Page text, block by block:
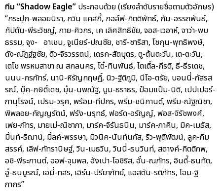
ทีม “Shadow Eagle” ประกอบด้วย (เรียงลำดับรายชื่อตามตัวอักษร)
“กระปุก-พลอยนิรา, กวิน แคสกี้, กอล์ฟ-กิตติพัทธ์, กัน-อรรถพันธ์,
กัปตัน-พีระวิชญ์, กาย-ศิวกร, เค เลิศสิทธิชัย, จอส-เวอาห์, จาว่า-พบ
ธรรม, จุง- อาเชน, จูเนียร์-ปณชัย, ชาริ-ชาริสา, โชกุน-พุทธิพงษ์,
ดัง-ณัฎฐ์ฐชัย, ดิว-จิรวรรตน์, เดรก-สัตบุตร, ตู-ต้นตะวัน, เต-ตะวัน,
เตโช พรหมสาขา ณ สกลนคร, โต๋-ทินพันธ์, ไตเติ้ล-กีรติ, ธี-ธีรเดช,
นนน-กรภัทร์, นานิ-หิรัญกฤษฎิ์, นิว-ฐิติภูมิ, นีโอ-ตรัย, บอนนี่-ภัสรส
รณ์, บุ๊ค-กษิดิ์เดช, บุ๋น-นพณัฐ, บูม-ธราธร, ป๋อมแป๋ม-นิติ, เปปเปอร์-
ภานุโรจน์, เปรม-วรุศ, พร้อม-ทีปกร, พรีม-ชนิกานต์, พรีม-ณัฐณิชา,
พิพลอย-กัญญรัตน์, ฟรัง-นรุทธ์, ฟอร์ด-อรัญญ์, ฟอส-จิรัชพงศ์,
เฟย-ภัทร, มายเม่-ณิชาภา, มาร์ค-จิรันธนิน, มาร์ค-ภาคิน, มิค-เมธัส,
มิ้นท์-ธิฌาน์, มิ้ลค์-พรรษา, มิวนิค-นันท์นภัส, ริว-พุติพัฒน์, ลูค-ภีม
สรรค์, เลิฟ-ภัทรานิษฐ์, วิน-เมธวิน, วินนี่-ธนวินท์, สตางค์-กิตติภพ,
อชิ-พีระกานต์, ออฟ-จุมพล, อังเปา-โอชิริส, อั๋น-ณภัทร, อินดี้-ธนทัต,
อู๋-ธนบูรณ์, เอมี่-ทสร, เอิร์น-ปรียาภัทย์, แอสตัน-รติภัทร, โอม-ฐิ
ภากร”